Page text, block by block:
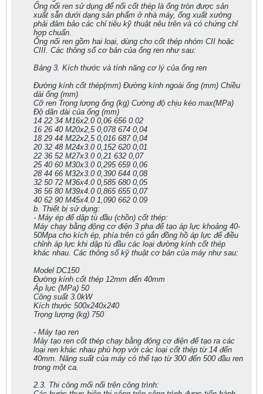
Ống nối ren sử dụng để nối cốt thép là ống tròn được sản
xuất sẵn dưới dạng sản phẩm ở nhà máy, ống xuất xưởng
phải đảm bảo các chỉ tiêu kỹ thuật nêu trên và có chứng chỉ
hợp chuẩn.
Ống nối ren gồm hai loại, dùng cho cốt thép nhóm CII hoặc
CIII. Các thông số cơ bản của ống ren như sau:
Bảng 3. Kích thước và tính năng cơ lý của ống ren
Đường kính cốt thép(mm) Đường kính ngoài ống (mm) Chiều
dài ống (mm)
Cỡ ren Trọng lượng ống (kg) Cường độ chịu kéo max(MPa)
Độ dãn dài của ống (mm)
14 22 34 M16x2.0 0,06 656 0.02
16 26 40 M20x2,5 0,078 674 0,04
18 29 44 M22x2,5 0,016 687 0,04
20 32 48 M24x3.0 0,152 620 0,01
22 36 52 M27x3.0 0,21 632 0,07
25 40 60 M30x3.0 0,295 659 0,06
28 44 66 M32x3.0 0,390 644 0,08
32 50 72 M36x4.0 0,585 680 0,05
36 56 80 M39x4.0 0,865 655 0,07
40 62 90 M45x4.0 1,090 662 0.09
b. Thiết bị sử dụng:
- Máy ép để dập tù đầu (chồn) cốt thép:
Máy chạy bằng động cơ điện 3 pha để tạo áp lực khoảng 40-
50Mpa cho kích ép, phía trên có gắn đồng hồ áp lực để điều
chỉnh áp lực khi dập tù đầu các loại đường kính cốt thép
khác nhau. Các thông số kỹ thuật cơ bản của máy như sau:
Model DC150
Đường kính cốt thép 12mm đến 40mm
Áp lực (MPa) 50
Công suất 3.0kW
Kích thước 500x240x240
Trọng lượng (kg) 750
- Máy tạo ren
Máy tạo ren cốt thép chạy bằng động cơ điện để tạo ra các
loại ren khác nhau phù hợp với các loại cốt thép từ 14 đến
40mm. Năng suất của máy có thể tạo từ 300 đến 500 đầu ren
trong một ca.
2.3. Thi công mối nối trên công trình: